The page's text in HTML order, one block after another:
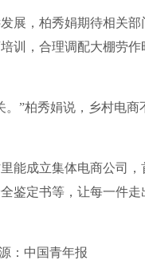
，柏秀娟期待相关部
训，合理调配大棚劳
”柏秀娟说，乡村电商
成立集体电商公司，
鉴定书等，让每一件
：中国青年报